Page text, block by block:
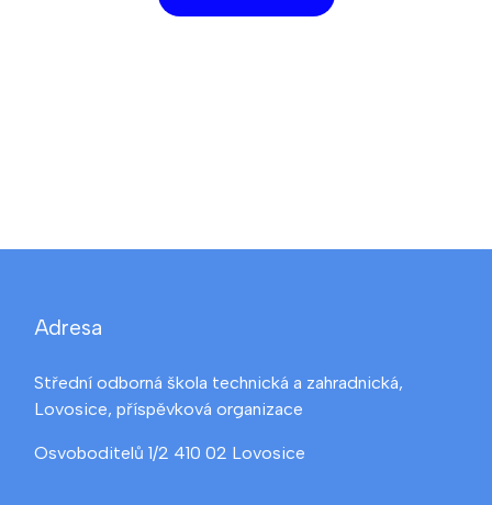
Adresa
Střední odborná škola technická a zahradnická,
Lovosice, příspěvková organizace
Osvoboditelů 1/2 410 02 Lovosice